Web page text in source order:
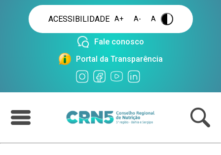
ACESSIBILIDADE A+ A- A .
Fale conosco
Portal da Transparência